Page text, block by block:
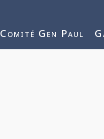
Comité Gen Paul